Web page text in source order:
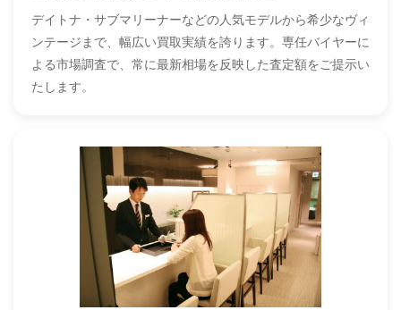
デイトナ・サブマリーナーなどの人気モデルから希少なヴィ
ンテージまで、幅広い買取実績を誇ります。専任バイヤーに
よる市場調査で、常に最新相場を反映した査定額をご提示い
たします。